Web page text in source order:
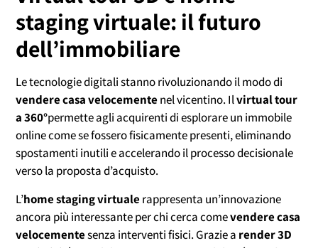
staging virtuale: il futuro
dell’immobiliare
Le tecnologie digitali stanno rivoluzionando il modo di
vendere casa velocementenel vicentino. Ilvirtual tour
a 360°permette agli acquirenti di esplorare un immobile
online come se fossero fisicamente presenti, eliminando
spostamenti inutili e accelerando il processo decisionale
verso la proposta d’acquisto.
L’home staging virtualerappresenta un’innovazione
ancora più interessante per chi cerca comevendere casa
velocementesenza interventi fisici. Grazie a render 3D